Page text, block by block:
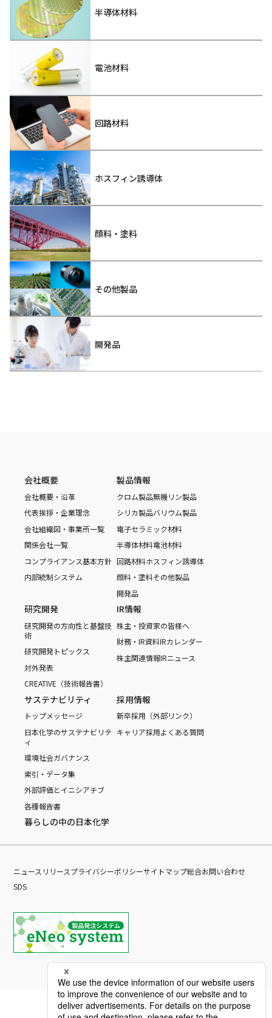
半導体材料
電池材料
回路材料
ホスフィン誘導体
顔料・塗料
その他製品
開発品
会社概要
会社概要・沿革
代表挨拶・企業理念
会社組織図・事業所一覧
関係会社一覧
コンプライアンス基本方針
内部統制システム
製品情報
クロム製品無機リン製品
シリカ製品バリウム製品
電子セラミック材料
半導体材料電池材料
回路材料ホスフィン誘導体
顔料・塗料その他製品
開発品
研究開発
研究開発の方向性と基盤技
術
研究開発トピックス
対外発表
CREATIVE（技術報告書）
IR情報
株主・投資家の皆様へ
財務・IR資料IRカレンダー
株主関連情報IRニュース
サステナビリティ
トップメッセージ
日本化学のサステナビリテ
ィ
環境社会ガバナンス
索引・データ集
外部評価とイニシアチブ
各種報告書
採用情報
新卒採用（外部リンク）
キャリア採用よくある質問
暮らしの中の日本化学
ニュースリリースプライバシーポリシーサイトマップ総合お問い合わせ
SDS